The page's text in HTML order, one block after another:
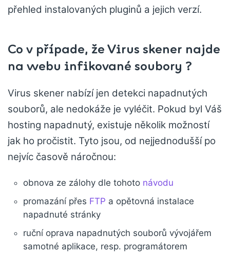
přehled instalovaných pluginů a jejich verzí.
Co v případe, že Virus skener najde
na webu infikované soubory ?
Virus skener nabízí jen detekci napadnutých
souborů, ale nedokáže je vyléčit. Pokud byl Váš
hosting napadnutý, existuje několik možností
jak ho pročistit. Tyto jsou, od nejjednodušší po
nejvíc časově náročnou:
obnova ze zálohy dle tohoto návodu
promazání přes FTP a opětovná instalace
napadnuté stránky
ruční oprava napadnutých souborů vývojářem
samotné aplikace, resp. programátorem